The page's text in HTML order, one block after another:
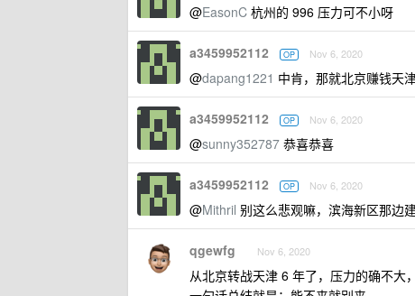
@EasonC 杭州的 996 压力可不小呀
a3459952112 OP Nov 6, 2020
@dapang1221 中肯，那就北京赚钱天
a3459952112 OP Nov 6, 2020
@sunny352787 恭喜恭喜
a3459952112 OP Nov 6, 2020
@Mithril 别这么悲观嘛，滨海新区那边
qgewfg Nov 6, 2020
从北京转战天津 6 年了，压力的确不大